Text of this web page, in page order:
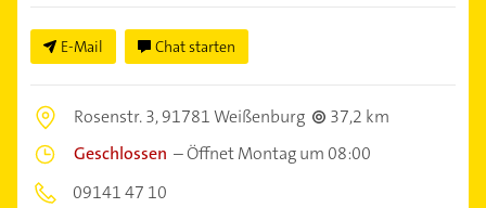
E-Mail Chat starten
Rosenstr. 3,91781 Weißenburg
37,2 km
Geschlossen –Öffnet Montag um 08:00
09141 47 10